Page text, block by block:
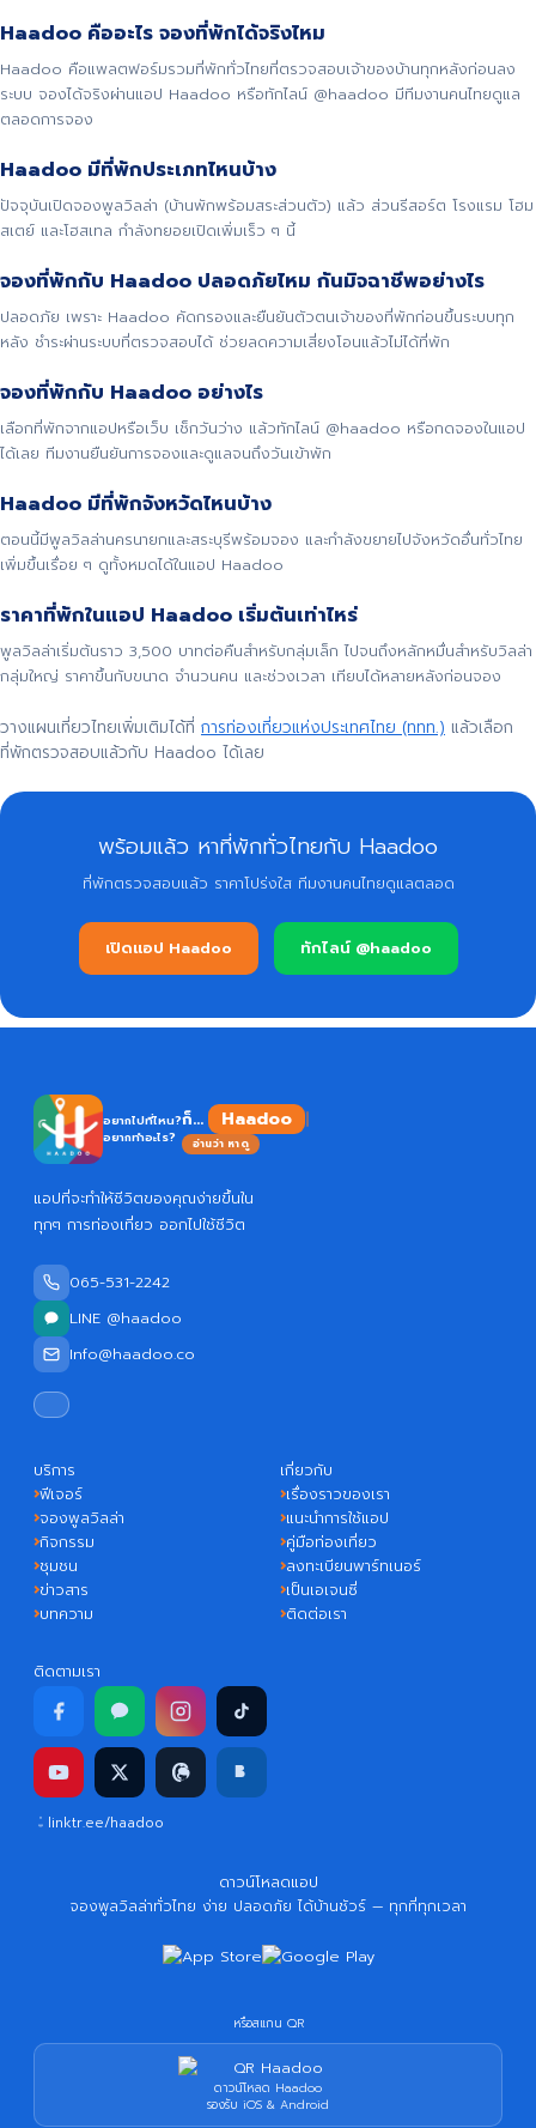
Haadoo คืออะไร จองที่พักได้จริงไหม
Haadoo คือแพลตฟอร์มรวมที่พักทั่วไทยที่ตรวจสอบเจ้าของบ้านทุกหลังก่อนลง
ระบบ จองได้จริงผ่านแอป Haadoo หรือทักไลน์ @haadoo มีทีมงานคนไทยดูแล
ตลอดการจอง
Haadoo มีที่พักประเภทไหนบ้าง
ปัจจุบันเปิดจองพูลวิลล่า (บ้านพักพร้อมสระส่วนตัว) แล้ว ส่วนรีสอร์ต โรงแรม โฮม
สเตย์ และโฮสเทล กำลังทยอยเปิดเพิ่มเร็ว ๆ นี้
จองที่พักกับ Haadoo ปลอดภัยไหม กันมิจฉาชีพอย่างไร
ปลอดภัย เพราะ Haadoo คัดกรองและยืนยันตัวตนเจ้าของที่พักก่อนขึ้นระบบทุก
หลัง ชำระผ่านระบบที่ตรวจสอบได้ ช่วยลดความเสี่ยงโอนแล้วไม่ได้ที่พัก
จองที่พักกับ Haadoo อย่างไร
เลือกที่พักจากแอปหรือเว็บ เช็กวันว่าง แล้วทักไลน์ @haadoo หรือกดจองในแอป
ได้เลย ทีมงานยืนยันการจองและดูแลจนถึงวันเข้าพัก
Haadoo มีที่พักจังหวัดไหนบ้าง
ตอนนี้มีพูลวิลล่านครนายกและสระบุรีพร้อมจอง และกำลังขยายไปจังหวัดอื่นทั่วไทย
เพิ่มขึ้นเรื่อย ๆ ดูทั้งหมดได้ในแอป Haadoo
ราคาที่พักในแอป Haadoo เริ่มต้นเท่าไหร่
พูลวิลล่าเริ่มต้นราว 3,500 บาทต่อคืนสำหรับกลุ่มเล็ก ไปจนถึงหลักหมื่นสำหรับวิลล่า
กลุ่มใหญ่ ราคาขึ้นกับขนาด จำนวนคน และช่วงเวลา เทียบได้หลายหลังก่อนจอง
วางแผนเที่ยวไทยเพิ่มเติมได้ที่ การท่องเที่ยวแห่งประเทศไทย (ททท.) แล้วเลือก
ที่พักตรวจสอบแล้วกับ Haadoo ได้เลย
พร้อมแล้ว หาที่พักทั่วไทยกับ Haadoo
ที่พักตรวจสอบแล้ว ราคาโปร่งใส ทีมงานคนไทยดูแลตลอด
เปิดแอป Haadoo ทักไลน์ @haadoo
อยากไปที่ไหน?
อยากทำอะไร?
ก็... Haadoo
อ่านว่า หาดู
แอปที่จะทำให้ชีวิตของคุณง่ายขึ้นใน
ทุกๆ การท่องเที่ยว ออกไปใช้ชีวิต
065-531-2242
LINE @haadoo
Info@haadoo.co
บริการ
ฟีเจอร์
จองพูลวิลล่า
กิจกรรม
ชุมชน
ข่าวสาร
บทความ
เกี่ยวกับ
เรื่องราวของเรา
แนะนำการใช้แอป
คู่มือท่องเที่ยว
ลงทะเบียนพาร์ทเนอร์
เป็นเอเจนซี่
ติดต่อเรา
ติดตามเรา
linktr.ee/haadoo
ดาวน์โหลดแอป
จองพูลวิลล่าทั่วไทย ง่าย ปลอดภัย ได้บ้านชัวร์ — ทุกที่ทุกเวลา
หรือสแกน QR
ดาวน์โหลด Haadoo
รองรับ iOS & Android